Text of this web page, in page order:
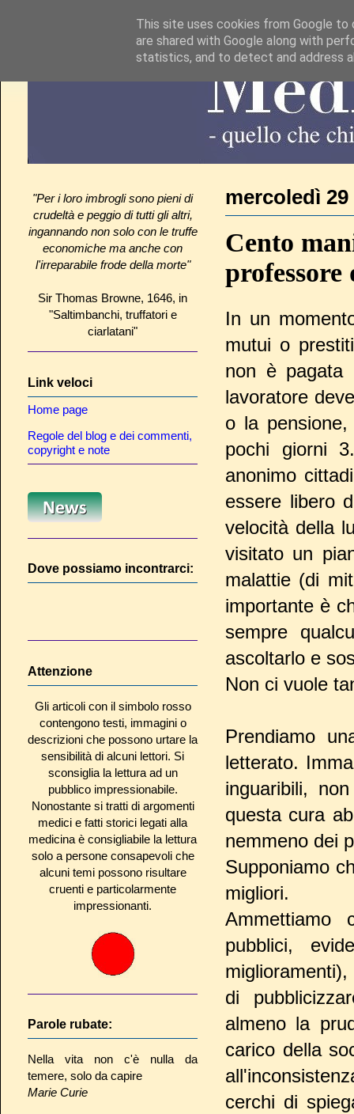
mercoledì
Cento
professore
In un
mutui o
non è
lavoratore
o la
pochi giorni
anonimo
essere libero
velocità della
visitato un
malattie (di
importante è
sempre
ascoltarlo e
Non ci vuole
Prendiamo
letterato.
inguaribili,
questa cura
nemmeno dei
Supponiamo
migliori.
Ammettiamo
pubblici,
di
almeno la
carico della
cerchi di
"Per i loro imbrogli sono pieni di
crudeltà e peggio di tutti gli altri,
ingannando non solo con le truffe
economiche ma anche con
l'irreparabile frode della morte"
Sir Thomas Browne, 1646, in
"Saltimbanchi, truffatori e
ciarlatani"
Link veloci
Home page
Regole del blog e dei commenti,
copyright e note
Dove possiamo incontrarci:
Attenzione
Gli articoli con il simbolo rosso
contengono testi, immagini o
descrizioni che possono urtare la
sensibilità di alcuni lettori. Si
sconsiglia la lettura ad un
pubblico impressionabile.
Nonostante si tratti di argomenti
medici e fatti storici legati alla
medicina è consigliabile la lettura
solo a persone consapevoli che
alcuni temi possono risultare
cruenti e particolarmente
impressionanti.
Parole rubate:
Nella vita non c'è nulla da
temere, solo da capire
Marie Curie
This site uses cookies from Google to
are shared with Google along with
statistics, and to detect and address